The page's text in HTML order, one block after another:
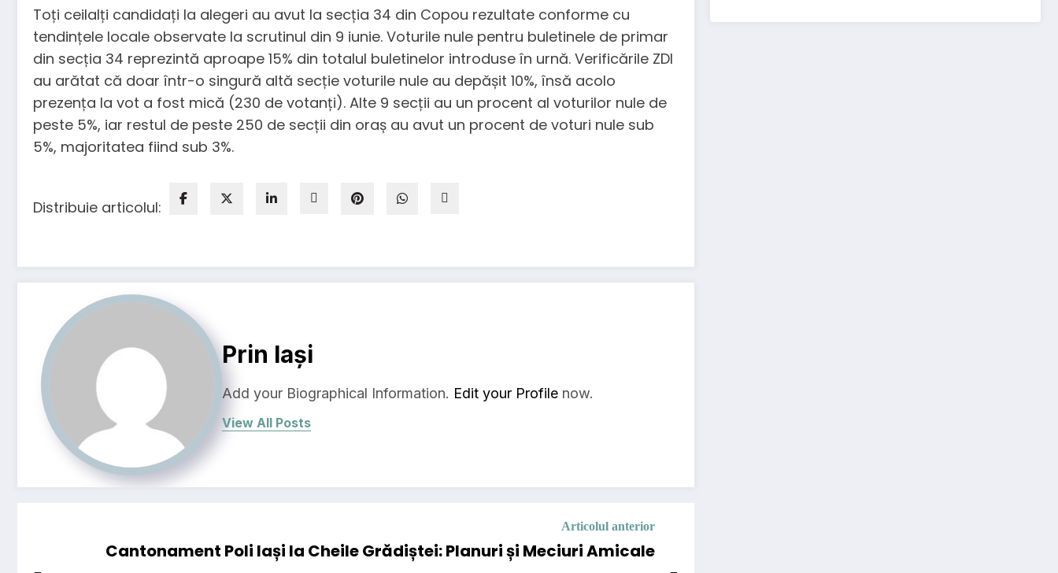
Toți ceilalți candidați la alegeri au avut la secția 34 din Copou rezultate conforme cu
tendințele locale observate la scrutinul din 9 iunie. Voturile nule pentru buletinele de primar
din secția 34 reprezintă aproape 15% din totalul buletinelor introduse în urnă. Verificările ZDI
au arătat că doar într-o singură altă secție voturile nule au depășit 10%, însă acolo
prezența la vot a fost mică (230 de votanți). Alte 9 secții au un procent al voturilor nule de
peste 5%, iar restul de peste 250 de secții din oraș au avut un procent de voturi nule sub
5%, majoritatea fiind sub 3%.
Distribuie articolul:
Prin Iași
Add your Biographical Information. Edit your Profile now.
View All Posts
Articolul anterior
Cantonament Poli Iași la Cheile Grădiștei: Planuri și Meciuri Amicale